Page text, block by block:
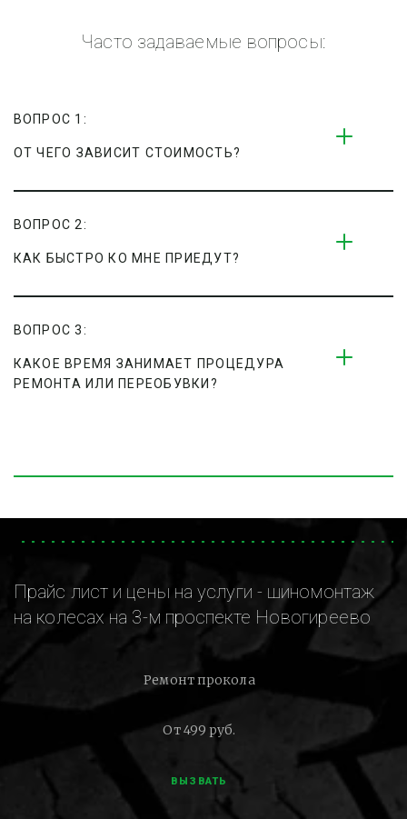
Часто задаваемые вопросы:
ВОПРОС 1:
ОТ ЧЕГО ЗАВИСИТ СТОИМОСТЬ?
ВОПРОС 2:
КАК БЫСТРО КО МНЕ ПРИЕДУТ?
ВОПРОС 3:
КАКОЕ ВРЕМЯ ЗАНИМАЕТ ПРОЦЕДУРА
РЕМОНТА ИЛИ ПЕРЕОБУВКИ?
Прайс лист и цены на услуги - шиномонтаж
на колесах на 3-м проспекте Новогиреево
Ремонт прокола
От 499 руб.
ВЫЗВАТЬ